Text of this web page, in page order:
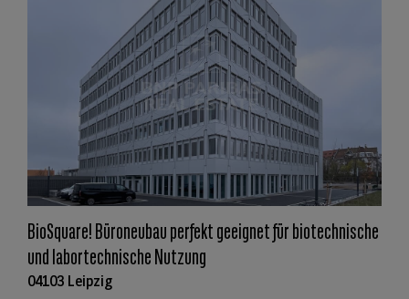
BioSquare! Büroneubau perfekt geeignet für biotechnische
und labortechnische Nutzung
04103 Leipzig